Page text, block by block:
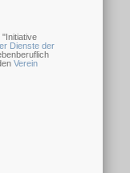
"Initiative
Dienste der
Verein